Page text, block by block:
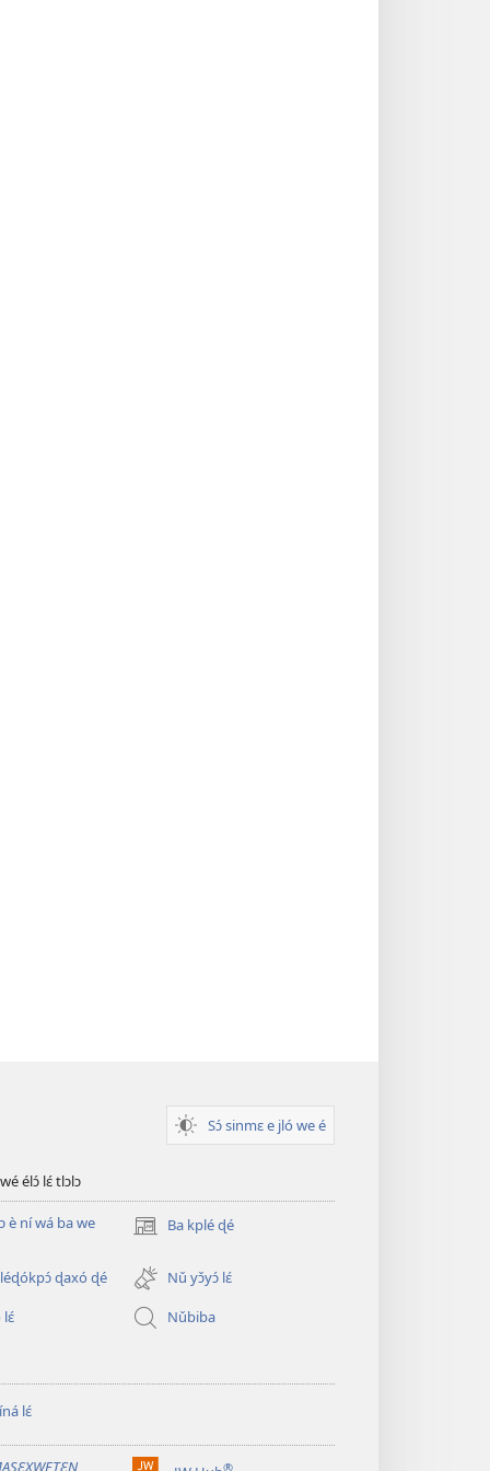
Sɔ́ sinmɛ e jló we é
élɔ́ lɛ́ tlɔlɔ
è ní wá ba we
Ba kplé ɖé
(opens
window)
ɖaxó ɖé
Nǔ yɔ̌yɔ́ lɛ́
lɛ́
Nǔbiba
lɛ́
®